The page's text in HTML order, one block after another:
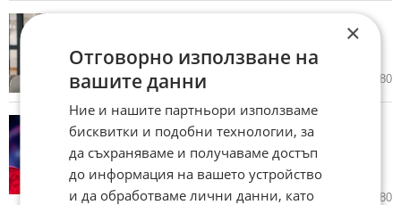
жените си повече, по-грижовни
са и любвеобилни
23.07.2026 1 680
Жизел Бюндхен показа
зашеметяваща фигура по
леопардов бански на 46-ия си
рожден ден (СНИМКИ)
23.07.2026 3 280
×
Отговорно използване на
вашите данни
Ние и нашите партньори използваме
бисквитки и подобни технологии, за
да съхраняваме и получаваме достъп
до информация на вашето устройство
и да обработваме лични данни, като